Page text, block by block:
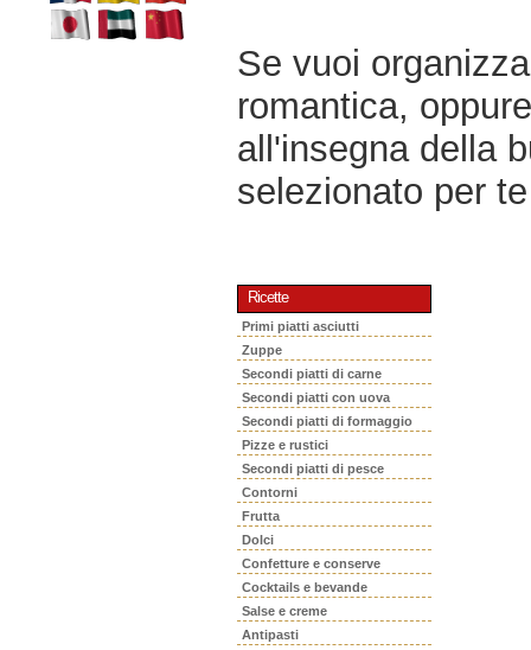
Se vuoi
romantica,
all'insegna della
selezionato per
Ricette
Primi piatti asciutti
Zuppe
Secondi piatti di carne
Secondi piatti con uova
Secondi piatti di formaggio
Pizze e rustici
Secondi piatti di pesce
Contorni
Frutta
Dolci
Confetture e conserve
Cocktails e bevande
Salse e creme
Antipasti